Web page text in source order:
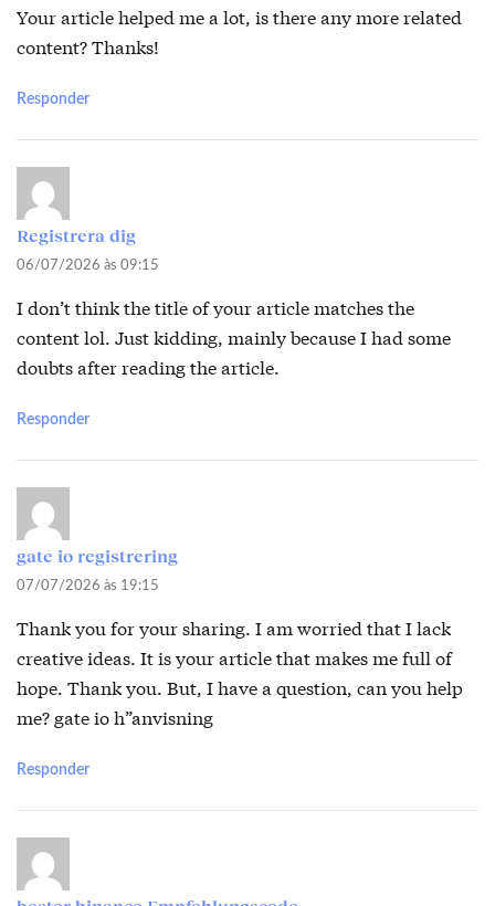
Your article helped me a lot, is there any more related
content? Thanks!
Responder
Registrera dig
06/07/2026 às 09:15
I don’t think the title of your article matches the
content lol. Just kidding, mainly because I had some
doubts after reading the article.
Responder
gate io registrering
07/07/2026 às 19:15
Thank you for your sharing. I am worried that I lack
creative ideas. It is your article that makes me full of
hope. Thank you. But, I have a question, can you help
me? gate io h”anvisning
Responder